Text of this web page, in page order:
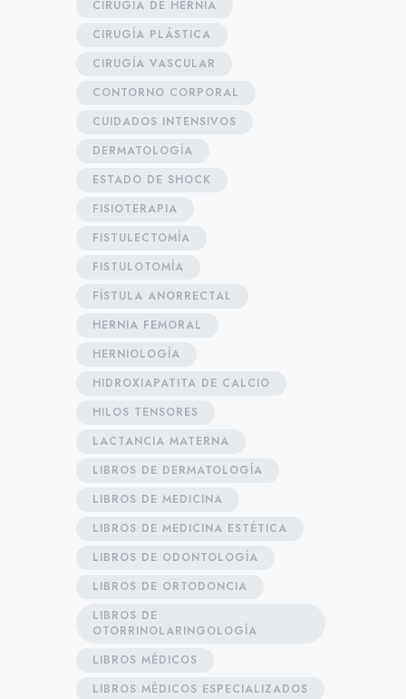
CIRUGÍA DE HERNIA
CIRUGÍA PLÁSTICA
CIRUGÍA VASCULAR
CONTORNO CORPORAL
CUIDADOS INTENSIVOS
DERMATOLOGÍA
ESTADO DE SHOCK
FISIOTERAPIA
FISTULECTOMÍA
FISTULOTOMÍA
FÍSTULA ANORRECTAL
HERNIA FEMORAL
HERNIOLOGÍA
HIDROXIAPATITA DE CALCIO
HILOS TENSORES
LACTANCIA MATERNA
LIBROS DE DERMATOLOGÍA
LIBROS DE MEDICINA
LIBROS DE MEDICINA ESTÉTICA
LIBROS DE ODONTOLOGÍA
LIBROS DE ORTODONCIA
LIBROS DE
OTORRINOLARINGOLOGÍA
LIBROS MÉDICOS
LIBROS MÉDICOS ESPECIALIZADOS